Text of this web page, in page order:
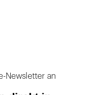
Newsletter an